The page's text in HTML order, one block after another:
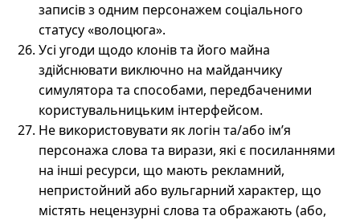
записів з одним персонажем соціального
статусу «волоцюга».
Усі угоди щодо клонів та його майна
здійснювати виключно на майданчику
симулятора та способами, передбаченими
користувальницьким інтерфейсом.
Не використовувати як логін та/або ім’я
персонажа слова та вирази, які є посиланнями
на інші ресурси, що мають рекламний,
непристойний або вульгарний характер, що
містять нецензурні слова та ображають (або,